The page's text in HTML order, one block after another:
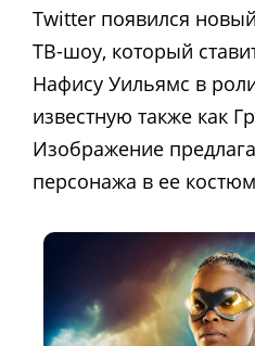
Twitter появился
ТВ-шоу, который
Нафису Уильямс в
известную также как
Изображение
персонажа в ее